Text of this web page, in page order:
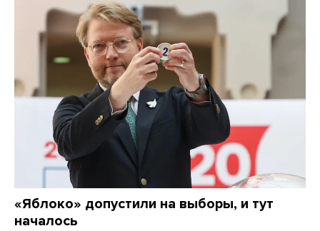
«Яблоко» допустили на выборы, и тут
началось